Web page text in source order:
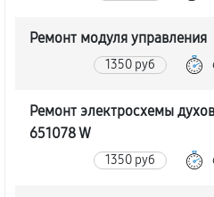
Ремонт модуля управления
1350 руб
Ремонт электросхемы
651078 W
1350 руб